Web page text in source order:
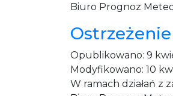
Biuro Prognoz
Opublikowano: 9
Modyfikowano: 10
W ramach działań